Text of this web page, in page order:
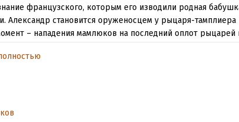
французского, которым его изводили родная
Александр становится оруженосцем у рыцаря-
– нападения мамлюков на последний оплот рыцарей
во Францию, откуда кружным путем пробирается на